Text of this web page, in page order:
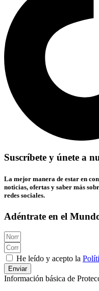
Suscríbete y únete a
La mejor manera de estar en
noticias, ofertas y saber más
redes sociales.
Adéntrate en el
He leído y acepto la
Enviar
Información básica de